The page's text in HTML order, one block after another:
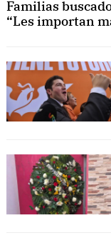
Familias
“Les importan